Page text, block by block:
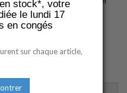
€ TTC
stock*, votre
le lundi 17
en congés
sur chaque article,